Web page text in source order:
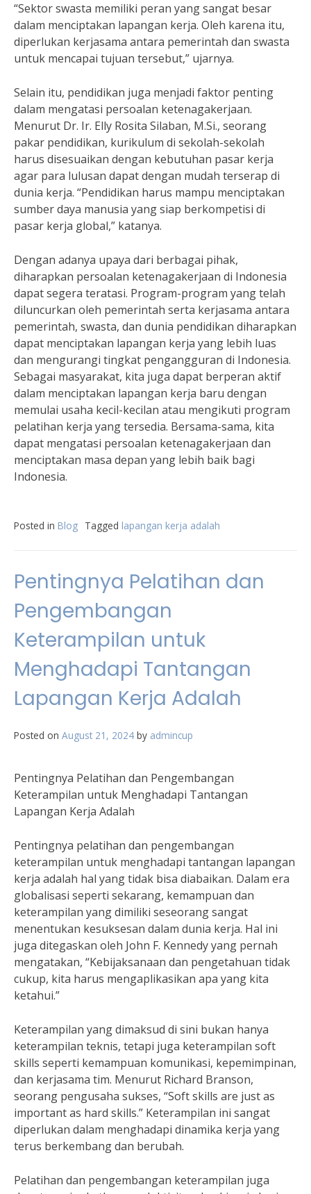
“Sektor swasta memiliki peran yang sangat besar
dalam menciptakan lapangan kerja. Oleh karena itu,
diperlukan kerjasama antara pemerintah dan swasta
untuk mencapai tujuan tersebut,” ujarnya.
Selain itu, pendidikan juga menjadi faktor penting
dalam mengatasi persoalan ketenagakerjaan.
Menurut Dr. Ir. Elly Rosita Silaban, M.Si., seorang
pakar pendidikan, kurikulum di sekolah-sekolah
harus disesuaikan dengan kebutuhan pasar kerja
agar para lulusan dapat dengan mudah terserap di
dunia kerja. “Pendidikan harus mampu menciptakan
sumber daya manusia yang siap berkompetisi di
pasar kerja global,” katanya.
Dengan adanya upaya dari berbagai pihak,
diharapkan persoalan ketenagakerjaan di Indonesia
dapat segera teratasi. Program-program yang telah
diluncurkan oleh pemerintah serta kerjasama antara
pemerintah, swasta, dan dunia pendidikan diharapkan
dapat menciptakan lapangan kerja yang lebih luas
dan mengurangi tingkat pengangguran di Indonesia.
Sebagai masyarakat, kita juga dapat berperan aktif
dalam menciptakan lapangan kerja baru dengan
memulai usaha kecil-kecilan atau mengikuti program
pelatihan kerja yang tersedia. Bersama-sama, kita
dapat mengatasi persoalan ketenagakerjaan dan
menciptakan masa depan yang lebih baik bagi
Indonesia.
Posted in Blog Tagged lapangan kerja adalah
Pentingnya Pelatihan dan
Pengembangan
Keterampilan untuk
Menghadapi Tantangan
Lapangan Kerja Adalah
Posted on August 21, 2024 by admincup
Pentingnya Pelatihan dan Pengembangan
Keterampilan untuk Menghadapi Tantangan
Lapangan Kerja Adalah
Pentingnya pelatihan dan pengembangan
keterampilan untuk menghadapi tantangan lapangan
kerja adalah hal yang tidak bisa diabaikan. Dalam era
globalisasi seperti sekarang, kemampuan dan
keterampilan yang dimiliki seseorang sangat
menentukan kesuksesan dalam dunia kerja. Hal ini
juga ditegaskan oleh John F. Kennedy yang pernah
mengatakan, “Kebijaksanaan dan pengetahuan tidak
cukup, kita harus mengaplikasikan apa yang kita
ketahui.”
Keterampilan yang dimaksud di sini bukan hanya
keterampilan teknis, tetapi juga keterampilan soft
skills seperti kemampuan komunikasi, kepemimpinan,
dan kerjasama tim. Menurut Richard Branson,
seorang pengusaha sukses, “Soft skills are just as
important as hard skills.” Keterampilan ini sangat
diperlukan dalam menghadapi dinamika kerja yang
terus berkembang dan berubah.
Pelatihan dan pengembangan keterampilan juga